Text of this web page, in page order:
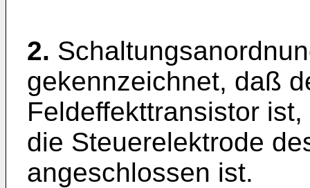
2.
gekennzeichnet, daß
Feldeffekttransistor
die Steuerelektrode
angeschlossen ist.